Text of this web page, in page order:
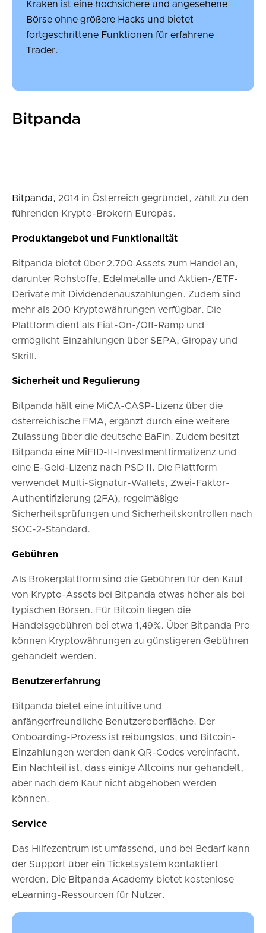
Kraken ist eine hochsichere und angesehene
Börse ohne größere Hacks und bietet
fortgeschrittene Funktionen für erfahrene
Trader.
Bitpanda
Bitpanda, 2014 in Österreich gegründet, zählt zu den
führenden Krypto-Brokern Europas.
Produktangebot und Funktionalität
Bitpanda bietet über 2.700 Assets zum Handel an,
darunter Rohstoffe, Edelmetalle und Aktien-/ETF-
Derivate mit Dividendenauszahlungen. Zudem sind
mehr als 200 Kryptowährungen verfügbar. Die
Plattform dient als Fiat-On-/Off-Ramp und
ermöglicht Einzahlungen über SEPA, Giropay und
Skrill.
Sicherheit und Regulierung
Bitpanda hält eine MiCA-CASP-Lizenz über die
österreichische FMA, ergänzt durch eine weitere
Zulassung über die deutsche BaFin. Zudem besitzt
Bitpanda eine MiFID-II-Investmentfirmalizenz und
eine E-Geld-Lizenz nach PSD II. Die Plattform
verwendet Multi-Signatur-Wallets, Zwei-Faktor-
Authentifizierung (2FA), regelmäßige
Sicherheitsprüfungen und Sicherheitskontrollen nach
SOC-2-Standard.
Gebühren
Als Brokerplattform sind die Gebühren für den Kauf
von Krypto-Assets bei Bitpanda etwas höher als bei
typischen Börsen. Für Bitcoin liegen die
Handelsgebühren bei etwa 1,49%. Über Bitpanda Pro
können Kryptowährungen zu günstigeren Gebühren
gehandelt werden.
Benutzererfahrung
Bitpanda bietet eine intuitive und
anfängerfreundliche Benutzeroberfläche. Der
Onboarding-Prozess ist reibungslos, und Bitcoin-
Einzahlungen werden dank QR-Codes vereinfacht.
Ein Nachteil ist, dass einige Altcoins nur gehandelt,
aber nach dem Kauf nicht abgehoben werden
können.
Service
Das Hilfezentrum ist umfassend, und bei Bedarf kann
der Support über ein Ticketsystem kontaktiert
werden. Die Bitpanda Academy bietet kostenlose
eLearning-Ressourcen für Nutzer.